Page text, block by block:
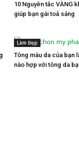
10 Nguyên tắc VÀNG
giúp bạn gái toả sáng
Làm Đẹp
Tông màu da của bạn
nào hợp với tông da